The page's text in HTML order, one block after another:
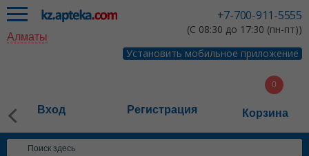
+7-700-911-5555
(С 08:30 до 17:30 (пн-пт))
Установить мобильное приложение
Алматы
Вход Регистрация Корзина